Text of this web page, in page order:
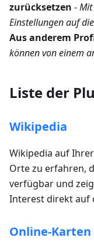
zurücksetzen -Mit
Einstellungen auf
Aus anderem
können von einem
Liste der
Wikipedia
Wikipedia auf
Orte zu erfahren,
verfügbar und
Interest direkt auf
Online-Karten